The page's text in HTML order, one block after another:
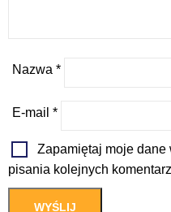
Nazwa *
E-mail *
Zapamiętaj moje dane
pisania kolejnych